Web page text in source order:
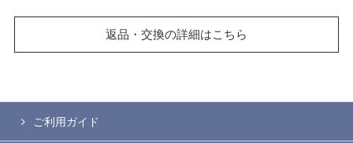
返品・交換の詳細はこちら
ご利用ガイド